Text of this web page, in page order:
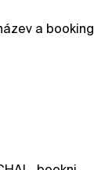
a booking